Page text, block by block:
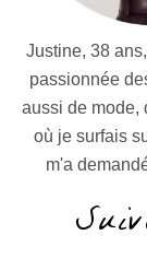
Justine, 38
passionnée
aussi de mode,
où je surfais
m'a